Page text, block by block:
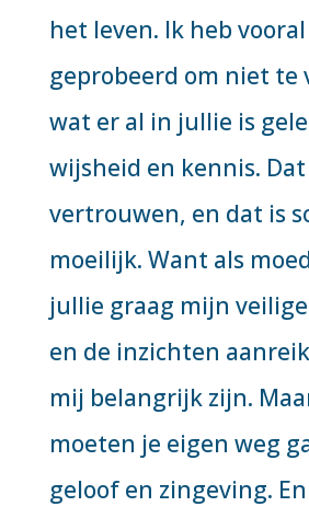
het leven. Ik heb
geprobeerd om niet te
wat er al in jullie is
wijsheid en kennis.
vertrouwen, en dat is
moeilijk. Want als
jullie graag mijn
en de inzichten
mij belangrijk zijn.
moeten je eigen weg
geloof en zingeving.